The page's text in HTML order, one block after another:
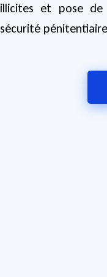
illicites et pose de
sécurité